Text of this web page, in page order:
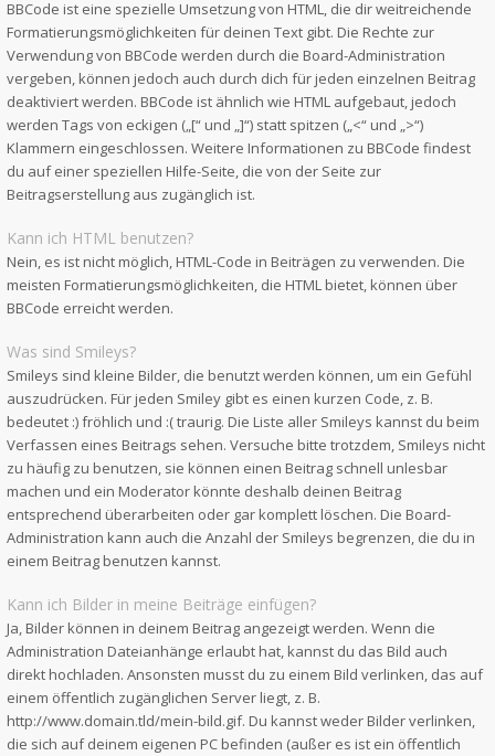
BBCode ist eine spezielle Umsetzung von HTML, die dir weitreichende
Formatierungsmöglichkeiten für deinen Text gibt. Die Rechte zur
Verwendung von BBCode werden durch die Board-Administration
vergeben, können jedoch auch durch dich für jeden einzelnen Beitrag
deaktiviert werden. BBCode ist ähnlich wie HTML aufgebaut, jedoch
werden Tags von eckigen („[“ und „]“) statt spitzen („<“ und „>“)
Klammern eingeschlossen. Weitere Informationen zu BBCode findest
du auf einer speziellen Hilfe-Seite, die von der Seite zur
Beitragserstellung aus zugänglich ist.
Kann ich HTML benutzen?
Nein, es ist nicht möglich, HTML-Code in Beiträgen zu verwenden. Die
meisten Formatierungsmöglichkeiten, die HTML bietet, können über
BBCode erreicht werden.
Was sind Smileys?
Smileys sind kleine Bilder, die benutzt werden können, um ein Gefühl
auszudrücken. Für jeden Smiley gibt es einen kurzen Code, z. B.
bedeutet :) fröhlich und :( traurig. Die Liste aller Smileys kannst du beim
Verfassen eines Beitrags sehen. Versuche bitte trotzdem, Smileys nicht
zu häufig zu benutzen, sie können einen Beitrag schnell unlesbar
machen und ein Moderator könnte deshalb deinen Beitrag
entsprechend überarbeiten oder gar komplett löschen. Die Board-
Administration kann auch die Anzahl der Smileys begrenzen, die du in
einem Beitrag benutzen kannst.
Kann ich Bilder in meine Beiträge einfügen?
Ja, Bilder können in deinem Beitrag angezeigt werden. Wenn die
Administration Dateianhänge erlaubt hat, kannst du das Bild auch
direkt hochladen. Ansonsten musst du zu einem Bild verlinken, das auf
einem öffentlich zugänglichen Server liegt, z. B.
http://www.domain.tld/mein-bild.gif. Du kannst weder Bilder verlinken,
die sich auf deinem eigenen PC befinden (außer es ist ein öffentlich